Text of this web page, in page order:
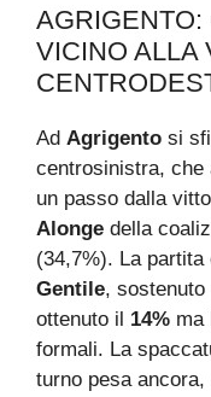
VICINO ALLA
Ad Agrigento si
centrosinistra, che
un passo dalla
Alonge della
(34,7%). La
Gentile,
ottenuto il 14% ma
formali. La
turno pesa